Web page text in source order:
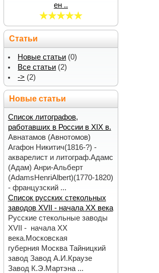
ен ..
Статьи
Новые статьи (0)
Все статьи (2)
-> (2)
Новые статьи
Список литографов,
работавших в России в XIX в.
Авнатамов (Авнотомов)
Агафон Никитич(1816-?) -
акварелист и литограф.Адамс
(Адам) Анри-Альберт
(AdamsHenriAlbert)(1770-1820)
- французский ...
Список русских стекольных
заводов XVII - начала ХХ века
Русские стекольные заводы
XVII - начала ХХ
века.Московская
губерния Москва Тайницкий
завод Завод А.И.Краузе
Завод К.Э.Мартэна ...